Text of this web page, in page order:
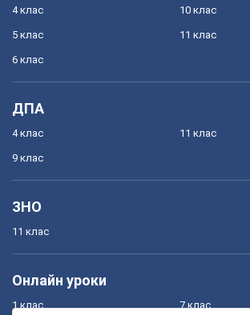
4 клас
5 клас
6 клас
10 клас
11 клас
ДПА
4 клас
9 клас
11 клас
ЗНО
11 клас
Онлайн уроки
1 клас 7 клас